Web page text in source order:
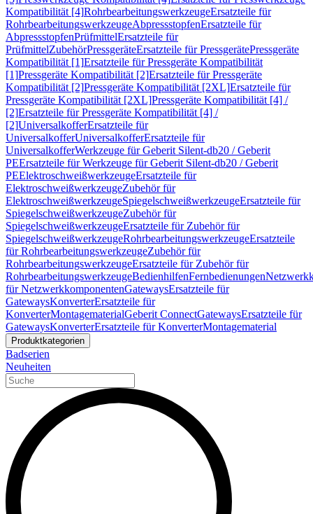
Kompatibilität [4]RohrbearbeitungswerkzeugeErsatzteile für
RohrbearbeitungswerkzeugeAbpressstopfenErsatzteile für
AbpressstopfenPrüfmittelErsatzteile für
PrüfmittelZubehörPressgeräteErsatzteile für PressgerätePressgeräte
Kompatibilität [1]Ersatzteile für Pressgeräte Kompatibilität
[1]Pressgeräte Kompatibilität [2]Ersatzteile für Pressgeräte
Kompatibilität [2]Pressgeräte Kompatibilität [2XL]Ersatzteile für
Pressgeräte Kompatibilität [2XL]Pressgeräte Kompatibilität [4] /
[2]Ersatzteile für Pressgeräte Kompatibilität [4] /
[2]UniversalkofferErsatzteile für
UniversalkofferUniversalkofferErsatzteile für
UniversalkofferWerkzeuge für Geberit Silent-db20 / Geberit
PEErsatzteile für Werkzeuge für Geberit Silent-db20 / Geberit
PEElektroschweißwerkzeugeErsatzteile für
ElektroschweißwerkzeugeZubehör für
ElektroschweißwerkzeugeSpiegelschweißwerkzeugeErsatzteile für
SpiegelschweißwerkzeugeZubehör für
SpiegelschweißwerkzeugeErsatzteile für Zubehör für
SpiegelschweißwerkzeugeRohrbearbeitungswerkzeugeErsatzteile
für RohrbearbeitungswerkzeugeZubehör für
RohrbearbeitungswerkzeugeErsatzteile für Zubehör für
RohrbearbeitungswerkzeugeBedienhilfenFernbedienungen
für NetzwerkkomponentenGatewaysErsatzteile für
GatewaysKonverterErsatzteile für
KonverterMontagematerialGeberit ConnectGatewaysErsatzteile für
GatewaysKonverterErsatzteile für KonverterMontagematerial
Produktkategorien
Badserien
Neuheiten